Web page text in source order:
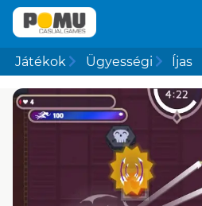
Játékok Ügyességi Íjas